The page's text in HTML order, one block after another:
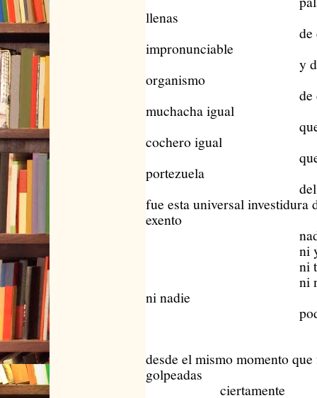
llenas
de
impronunciable
y
organismo
de
muchacha igual
que de
cochero igual
que el
portezuela
del
fue esta universal investidura
exento
nadie
ni
ni
ni nosotros
ni nadie
desde el mismo momento
golpeadas
ciertamente